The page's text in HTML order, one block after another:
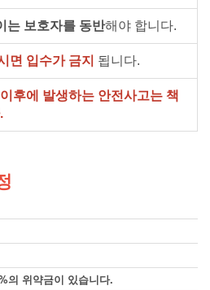
는 보호자를 동반해야 합니다.
면 입수가 금지 됩니다.
후에 발생하는 안전사고는 책
의 위약금이 있습니다.